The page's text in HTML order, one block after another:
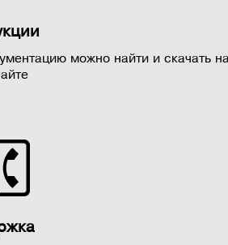
можно найти и скачать